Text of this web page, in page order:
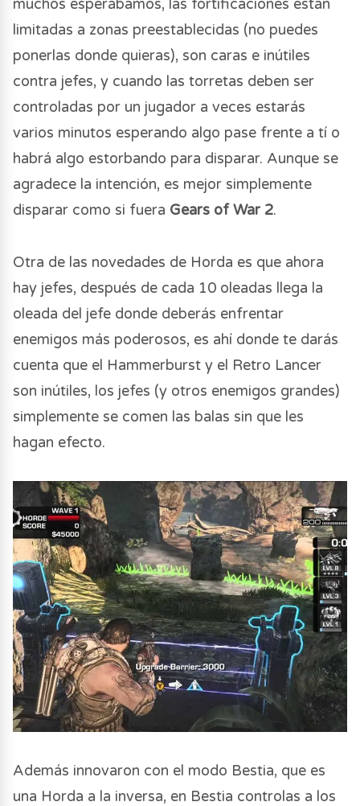
muchos esperábamos, las fortificaciones están
limitadas a zonas preestablecidas (no puedes
ponerlas donde quieras), son caras e inútiles
contra jefes, y cuando las torretas deben ser
controladas por un jugador a veces estarás
varios minutos esperando algo pase frente a tí o
habrá algo estorbando para disparar. Aunque se
agradece la intención, es mejor simplemente
disparar como si fuera Gears of War 2.
Otra de las novedades de Horda es que ahora
hay jefes, después de cada 10 oleadas llega la
oleada del jefe donde deberás enfrentar
enemigos más poderosos, es ahí donde te darás
cuenta que el Hammerburst y el Retro Lancer
son inútiles, los jefes (y otros enemigos grandes)
simplemente se comen las balas sin que les
hagan efecto.
Además innovaron con el modo Bestia, que es
una Horda a la inversa, en Bestia controlas a los